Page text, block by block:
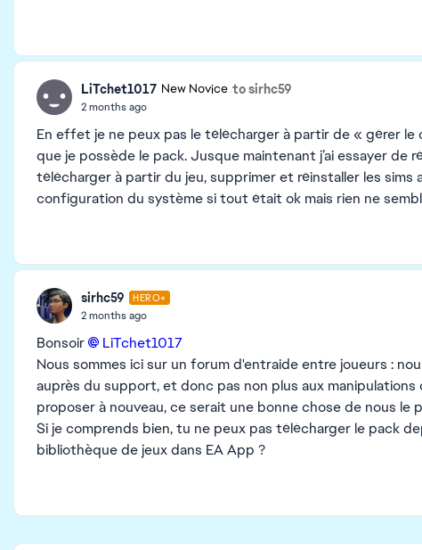
LiTchet1017 New Novice to sirhc59
2 months ago
En effet je ne peux pas le télécharger à partir de « gérer
que je possède le pack. Jusque maintenant j’ai essayer de
télécharger à partir du jeu, supprimer et réinstaller les sims
configuration du système si tout était ok mais rien ne
sirhc59 HERO+
2 months ago
Bonsoir
LiTchet1017​
Nous sommes ici sur un forum d'entraide entre joueurs :
auprès du support, et donc pas non plus aux
proposer à nouveau, ce serait une bonne chose de nous le
Si je comprends bien, tu ne peux pas télécharger le pack
bibliothèque de jeux dans EA App ?